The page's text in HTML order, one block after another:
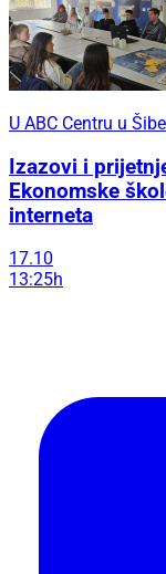
U ABC Centru u
Izazovi i
Ekonomske
interneta
17.10
13:25h